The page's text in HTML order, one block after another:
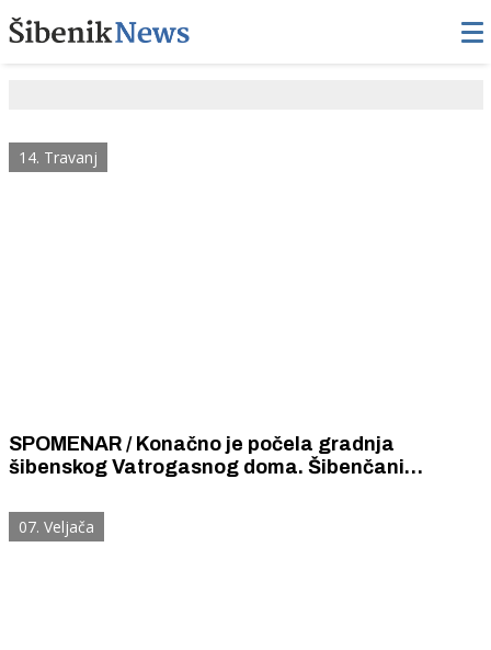
14. Travanj
SPOMENAR / Konačno je počela gradnja
šibenskog Vatrogasnog doma. Šibenčani
07. Veljača